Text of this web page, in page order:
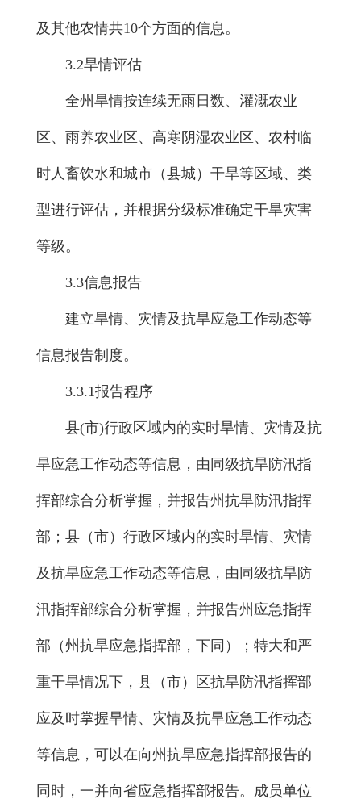
及其他农情共10个方面的信息。
3.2旱情评估
全州旱情按连续无雨日数、灌溉农业
区、雨养农业区、高寒阴湿农业区、农村临
时人畜饮水和城市（县城）干旱等区域、类
型进行评估，并根据分级标准确定干旱灾害
等级。
3.3信息报告
建立旱情、灾情及抗旱应急工作动态等
信息报告制度。
3.3.1报告程序
县(市)行政区域内的实时旱情、灾情及抗
旱应急工作动态等信息，由同级抗旱防汛指
挥部综合分析掌握，并报告州抗旱防汛指挥
部；县（市）行政区域内的实时旱情、灾情
及抗旱应急工作动态等信息，由同级抗旱防
汛指挥部综合分析掌握，并报告州应急指挥
部（州抗旱应急指挥部，下同）；特大和严
重干旱情况下，县（市）区抗旱防汛指挥部
应及时掌握旱情、灾情及抗旱应急工作动态
等信息，可以在向州抗旱应急指挥部报告的
同时，一并向省应急指挥部报告。成员单位